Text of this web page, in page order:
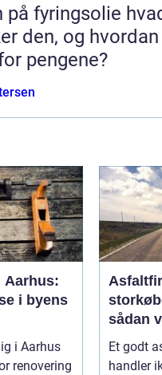
fyringsolie hvad
den, og
pengene?
Aarhus:
i byens
i Aarhus
renovering
sådan
den
Et godt
handler